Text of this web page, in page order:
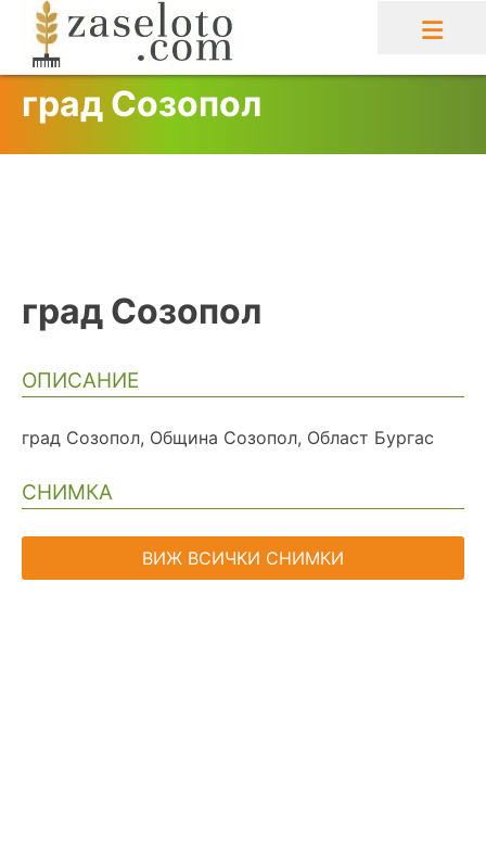
content
град Созопол
град Созопол
ОПИСАНИЕ
град Созопол, Община Созопол, Област Бургас
СНИМКА
ВИЖ ВСИЧКИ СНИМКИ